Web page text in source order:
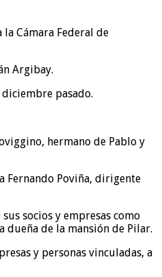
Cámara Federal de
Argibay.
pasado.
hermano de Pablo y
Fernando Poviña, dirigente
socios y empresas como
la dueña de la mansión de Pilar.
y personas vinculadas, a